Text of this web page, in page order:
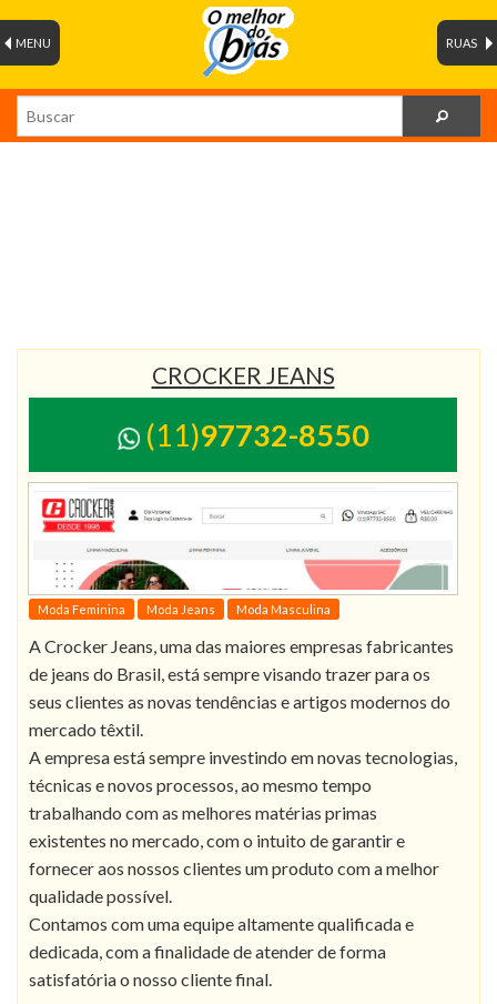
RUAS
MENU
CROCKER JEANS
(11)97732-8550
Moda Feminina Moda Jeans Moda Masculina
A Crocker Jeans, uma das maiores empresas fabricantes
de jeans do Brasil, está sempre visando trazer para os
seus clientes as novas tendências e artigos modernos do
mercado têxtil.
A empresa está sempre investindo em novas tecnologias,
técnicas e novos processos, ao mesmo tempo
trabalhando com as melhores matérias primas
existentes no mercado, com o intuito de garantir e
fornecer aos nossos clientes um produto com a melhor
qualidade possível.
Contamos com uma equipe altamente qualificada e
dedicada, com a finalidade de atender de forma
satisfatória o nosso cliente final.